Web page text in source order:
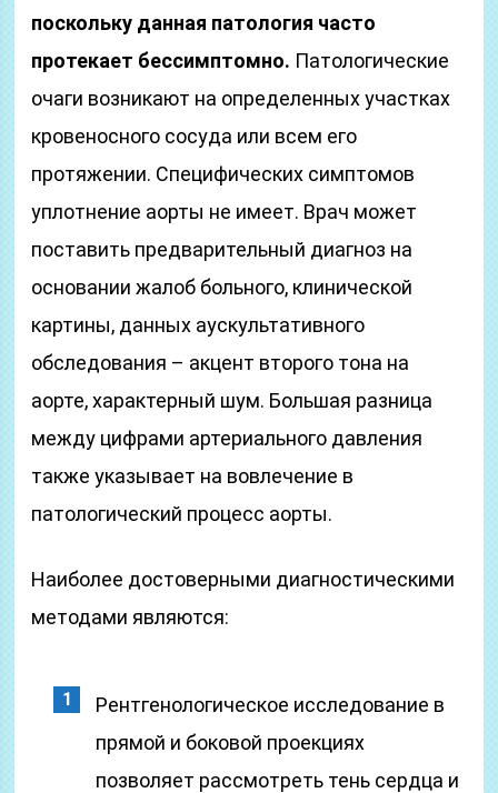
поскольку данная патология часто
протекает бессимптомно. Патологические
очаги возникают на определенных участках
кровеносного сосуда или всем его
протяжении. Специфических симптомов
уплотнение аорты не имеет. Врач может
поставить предварительный диагноз на
основании жалоб больного, клинической
картины, данных аускультативного
обследования – акцент второго тона на
аорте, характерный шум. Большая разница
между цифрами артериального давления
также указывает на вовлечение в
патологический процесс аорты.
Наиболее достоверными диагностическими
методами являются:
Рентгенологическое исследование в
прямой и боковой проекциях
позволяет рассмотреть тень сердца и